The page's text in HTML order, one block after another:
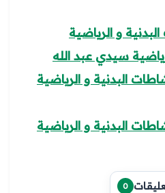
و الرياضية
سيدي عبد الله
البدنية و الرياضية
البدنية و الرياضية
0